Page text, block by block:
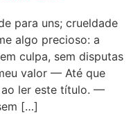
para uns; crueldade
algo precioso: a
culpa, sem disputas
valor — Até que
ao ler este título. —
[…]